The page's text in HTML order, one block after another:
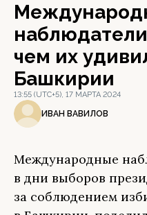
чем их
Башкирии
13:55 (UTC+5), 17 МАРТА 2024
ИВАН ВАВИЛОВ
Международные
в дни выборов
за соблюдением